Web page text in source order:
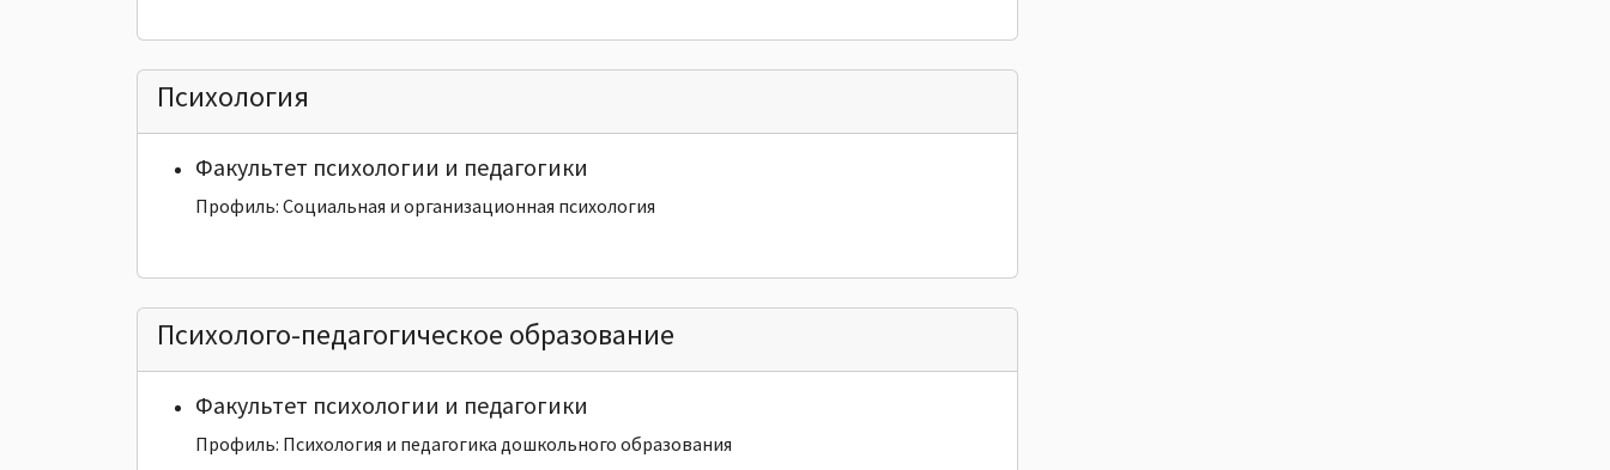
Психология
Факультет психологии и педагогики
Профиль: Социальная и организационная психология
Психолого-педагогическое образование
Факультет психологии и педагогики
Профиль: Психология и педагогика дошкольного образования